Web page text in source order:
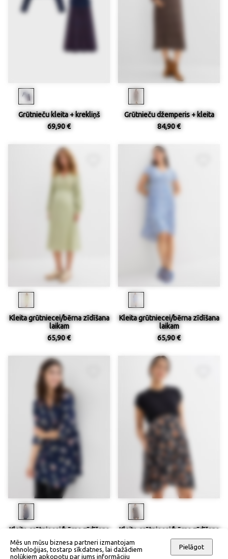
Grūtnieču kleita + krekliņš
69,90 €
Grūtnieču džemperis + kleita
84,90 €
Kleita grūtniecei/bērna zīdīšana
laikam
65,90 €
Kleita grūtniecei/bērna zīdīšana
laikam
65,90 €
Kleita grūtniecei/bērna zīdīšana
laikam
58,90 € 50,07 €
Kleita grūtniecei/bērna zīdīšana
laikam
64,90 €
Mēs un mūsu biznesa partneri izmantojam
tehnoloģijas, tostarp sīkdatnes, lai dažādiem
nolūkiem apkopotu par jums informāciju
Pielāgot